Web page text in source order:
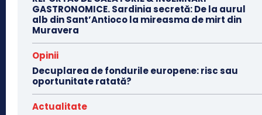
GASTRONOMICE. Sardinia secretă: De la aurul
alb din Sant’Antioco la mireasma de mirt din
Muravera
Opinii
Decuplarea de fondurile europene: risc sau
oportunitate ratată?
Actualitate